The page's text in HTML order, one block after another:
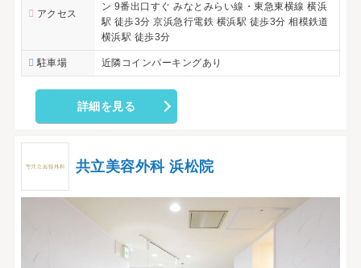
アクセス
ン 9番出口すぐ みなとみらい線・東急東横線 横浜
駅 徒歩3分 京浜急行電鉄 横浜駅 徒歩3分 相模鉄道
横浜駅 徒歩3分
駐車場 近隣コインパーキングあり
詳細を見る
共立美容外科 浜松院